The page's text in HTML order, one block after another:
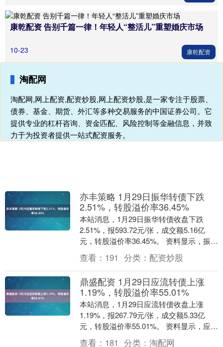
康乾配资 告别千篇一律！年轻人“整活儿”重塑婚庆市场
10-23 康乾配资
淘配网
淘配网,网上配资,配资炒股,网上配资炒股,是一家专注于股票、
债券、基金、期货、外汇等多种交易服务的中国证券公司。它
提供专业的杠杆咨询、资金匹配、风险控制等金融信息，并致
力于为投资者提供一站式配资服务。
亦丰策略 1月29日振华转债下跌
2.51%，转股溢价率36.45%
本站消息，1月29日振华转债收盘下跌
2.51%，报593.72元/张，成交额5.16亿
元，转股溢价率36.45%。 资料显示，振华
转债信用级别为“AA”，债券期....
查看： 191 分类： 配资炒股
鼎盛配资 1月29日应流转债上涨
1.19%，转股溢价率55.01%
本站消息，1月29日应流转债收盘上涨
1.19%，报267.79元/张，成交额5.33亿
元，转股溢价率55.01%。 资料显示，应流
转债信用级别为“AA+”，债券....
查看： 181 分类： 淘配网